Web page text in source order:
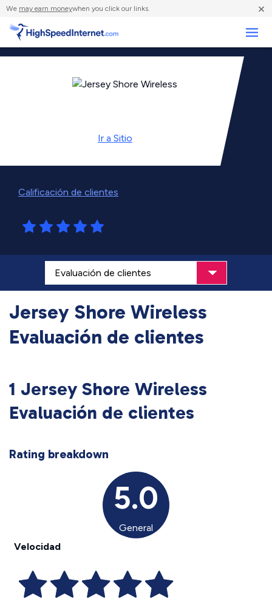
We may earn moneywhen you click our links. ×
Ir a Sitio
Calificación de clientes
Jersey Shore Wireless
Evaluación de clientes
1 Jersey Shore Wireless
Evaluación de clientes
Rating breakdown
5.0
General
Velocidad